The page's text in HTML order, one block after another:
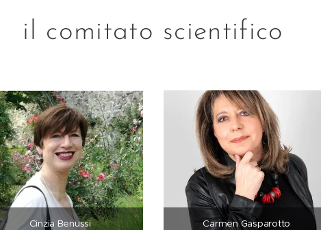
il comitato scientifico
Cinzia Benussi
Carmen Gasparotto